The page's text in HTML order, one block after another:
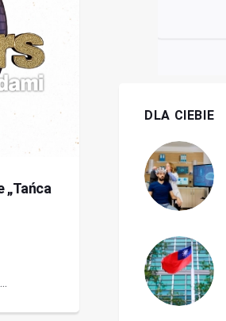
„Tańca
DLA CIEBIE